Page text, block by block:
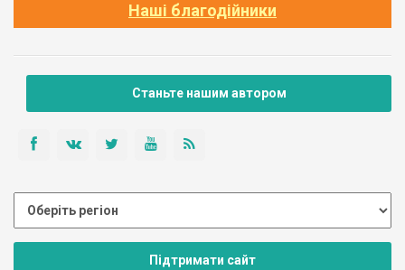
Наші благодійники
Станьте нашим автором
Підтримати сайт